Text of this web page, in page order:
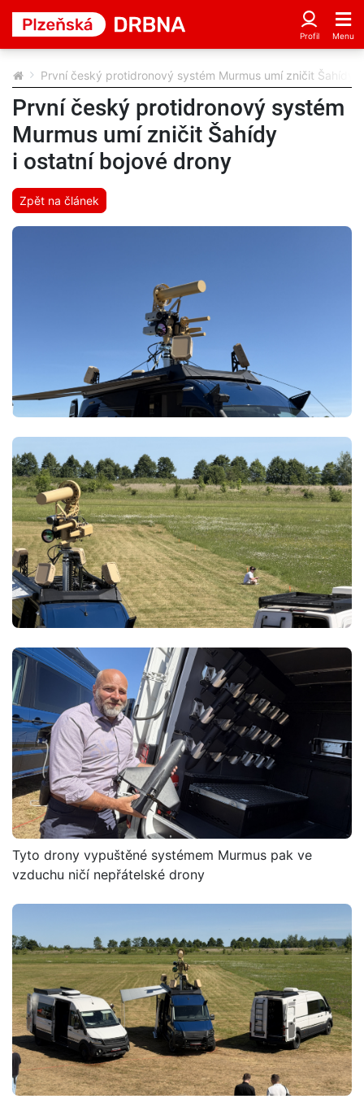
První český protidronový systém Murmus umí zničit Šahídy
První český protidronový systém
Murmus umí zničit Šahídy
i ostatní bojové drony
Zpět na článek
Tyto drony vypuštěné systémem Murmus pak ve
vzduchu ničí nepřátelské drony